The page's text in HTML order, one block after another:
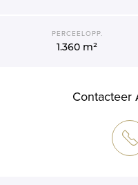
PERCEELOPP.
1.360 m²
Contacteer